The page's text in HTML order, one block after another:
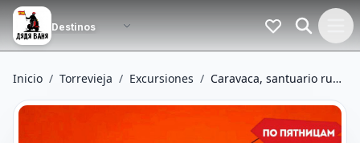
Inicio / Torrevieja / Excursiones / Caravaca, santuario rupestre y fuentes de agua